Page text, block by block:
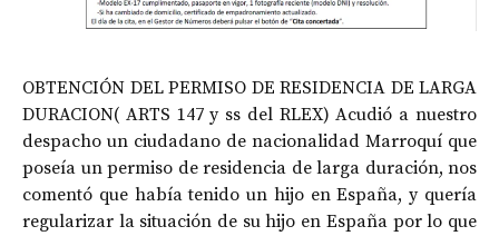
OBTENCIÓN DEL PERMISO DE RESIDENCIA DE LARGA
DURACION( ARTS 147 y ss del RLEX) Acudió a nuestro
despacho un ciudadano de nacionalidad Marroquí que
poseía un permiso de residencia de larga duración, nos
comentó que había tenido un hijo en España, y quería
regularizar la situación de su hijo en España por lo que